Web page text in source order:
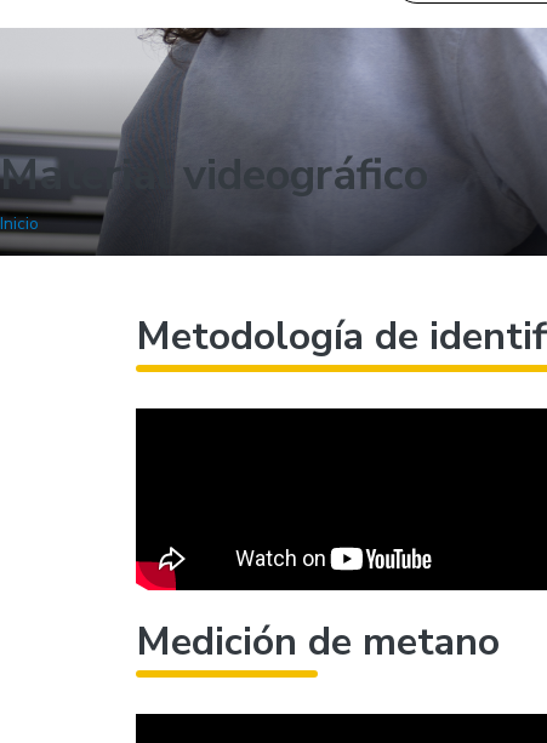
Material videográfico
Inicio
Metodología de
Medición de metano